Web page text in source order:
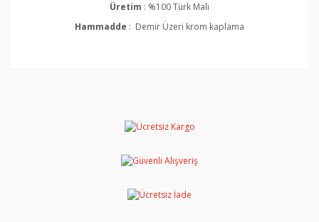
Üretim : %100 Türk Malı
Hammadde : Demir Üzeri krom kaplama
Yorum Yaz
Ürün açıklamasında eksik bilgiler bulunuyor.